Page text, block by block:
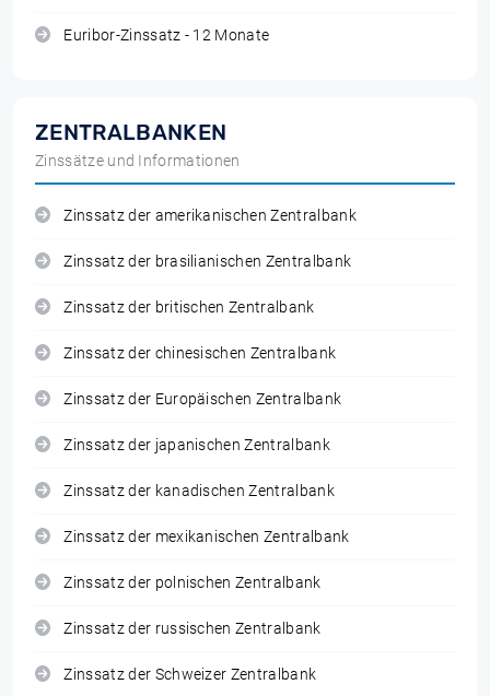
Euribor-Zinssatz - 12 Monate
ZENTRALBANKEN
Zinssätze und Informationen
Zinssatz der amerikanischen Zentralbank
Zinssatz der brasilianischen Zentralbank
Zinssatz der britischen Zentralbank
Zinssatz der chinesischen Zentralbank
Zinssatz der Europäischen Zentralbank
Zinssatz der japanischen Zentralbank
Zinssatz der kanadischen Zentralbank
Zinssatz der mexikanischen Zentralbank
Zinssatz der polnischen Zentralbank
Zinssatz der russischen Zentralbank
Zinssatz der Schweizer Zentralbank